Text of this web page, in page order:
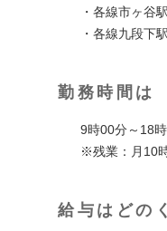
・各線市ヶ谷
・各線九段下
勤務時間は
9時00分～18
※残業：月10
給与はどの